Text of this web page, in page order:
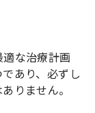
な治療計画
あり、必ずし
りません。